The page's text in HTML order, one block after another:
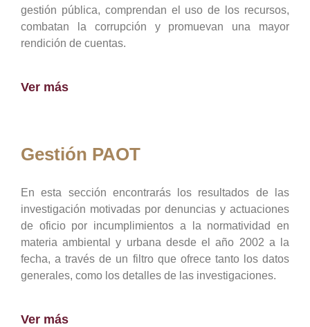
gestión pública, comprendan el uso de los recursos,
combatan la corrupción y promuevan una mayor
rendición de cuentas.
Ver más
Gestión PAOT
En esta sección encontrarás los resultados de las
investigación motivadas por denuncias y actuaciones
de oficio por incumplimientos a la normatividad en
materia ambiental y urbana desde el año 2002 a la
fecha, a través de un filtro que ofrece tanto los datos
generales, como los detalles de las investigaciones.
Ver más